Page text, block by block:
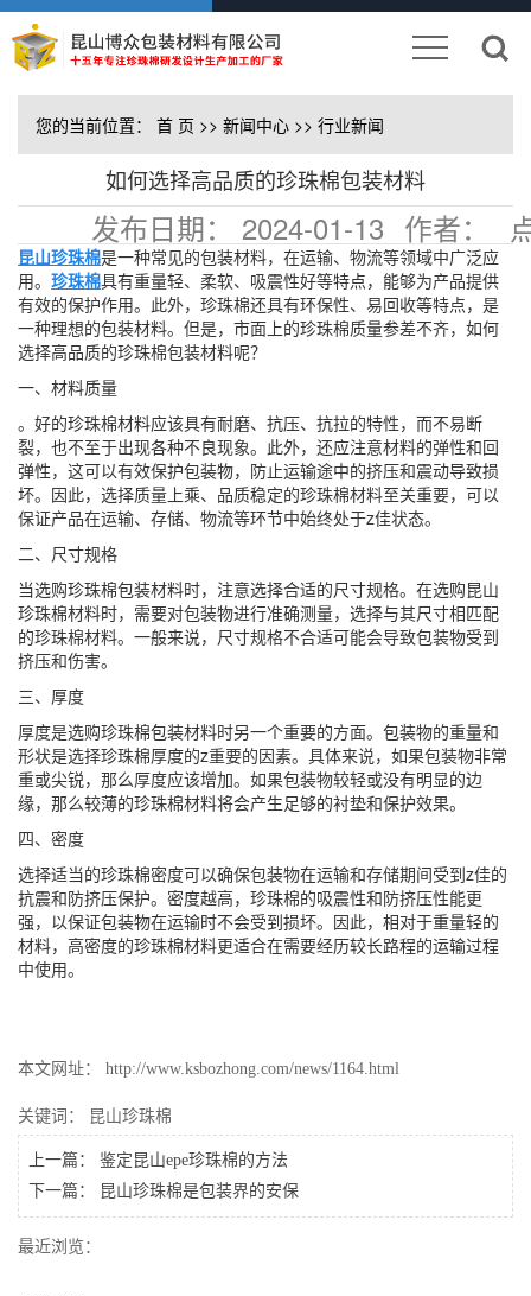
您的当前位置： 首 页 >> 新闻中心 >> 行业新闻
如何选择高品质的珍珠棉包装材料
发布日期： 2024-01-13 作者：
击： 129
昆山珍珠棉是一种常见的包装材料，在运输、物流等领域中广泛应
用。 珍珠棉具有重量轻、柔软、吸震性好等特点，能够为产品提供
有效的保护作用。此外，珍珠棉还具有环保性、易回收等特点，是
一种理想的包装材料。但是，市面上的珍珠棉质量参差不齐，如何
选择高品质的珍珠棉包装材料呢？
一、材料质量
。好的珍珠棉材料应该具有耐磨、抗压、抗拉的特性，而不易断
裂，也不至于出现各种不良现象。此外，还应注意材料的弹性和回
弹性，这可以有效保护包装物，防止运输途中的挤压和震动导致损
坏。因此，选择质量上乘、品质稳定的珍珠棉材料至关重要，可以
保证产品在运输、存储、物流等环节中始终处于z佳状态。
二、尺寸规格
当选购珍珠棉包装材料时，注意选择合适的尺寸规格。在选购昆山
珍珠棉材料时，需要对包装物进行准确测量，选择与其尺寸相匹配
的珍珠棉材料。一般来说，尺寸规格不合适可能会导致包装物受到
挤压和伤害。
三、厚度
厚度是选购珍珠棉包装材料时另一个重要的方面。包装物的重量和
形状是选择珍珠棉厚度的z重要的因素。具体来说，如果包装物非常
重或尖锐，那么厚度应该增加。如果包装物较轻或没有明显的边
缘，那么较薄的珍珠棉材料将会产生足够的衬垫和保护效果。
四、密度
选择适当的珍珠棉密度可以确保包装物在运输和存储期间受到z佳的
抗震和防挤压保护。密度越高，珍珠棉的吸震性和防挤压性能更
强，以保证包装物在运输时不会受到损坏。因此，相对于重量轻的
材料，高密度的珍珠棉材料更适合在需要经历较长路程的运输过程
中使用。
本文网址： http://www.ksbozhong.com/news/1164.html
关键词： 昆山珍珠棉
上一篇： 鉴定昆山epe珍珠棉的方法
下一篇：
昆山珍珠棉是包装界的安保
最近浏览：